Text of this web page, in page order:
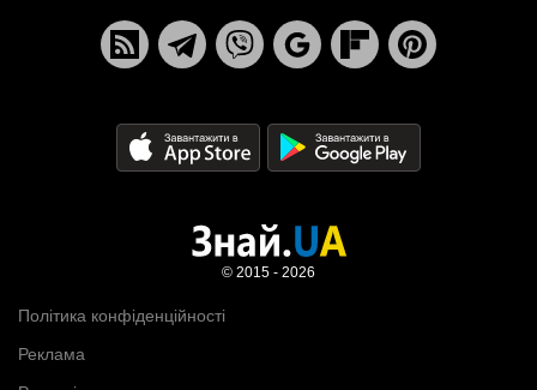
Політика конфіденційності
Реклама
© 2015 - 2026